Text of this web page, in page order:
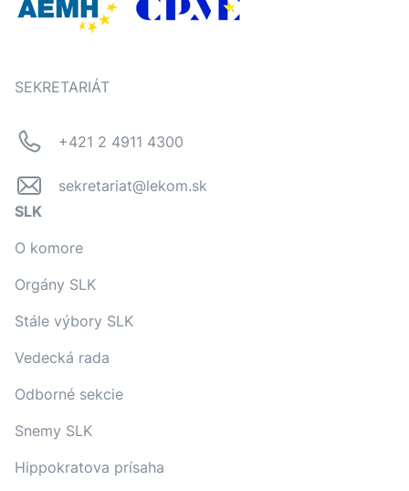
SEKRETARIÁT
+421 2 4911 4300
sekretariat@lekom.sk
SLK
O komore
Orgány SLK
Stále výbory SLK
Vedecká rada
Odborné sekcie
Snemy SLK
Hippokratova prísaha